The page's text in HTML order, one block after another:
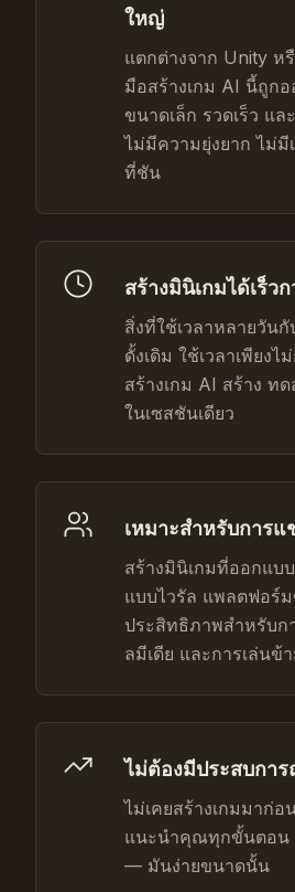
ใหญ่
แตกต่างจาก Unity ห
มือสร้างเกม AI นี้ถูกอ
ขนาดเล็ก รวดเร็ว แล
ไม่มีความยุ่งยาก ไม่มี
ที่ชัน
สร้างมินิเกมได้เร็วก
สิ่งที่ใช้เวลาหลายวัน
ดั้งเดิม ใช้เวลาเพียง
สร้างเกม AI สร้าง ท
ในเซสชันเดียว
เหมาะสำหรับการแ
สร้างมินิเกมที่ออกแบ
แบบไวรัล แพลตฟอร์ม
ประสิทธิภาพสำหรับก
ลมีเดีย และการเล่นข้
ไม่ต้องมีประสบกา
ไม่เคยสร้างเกมมาก่
แนะนำคุณทุกขั้นตอน
— มันง่ายขนาดนั้น